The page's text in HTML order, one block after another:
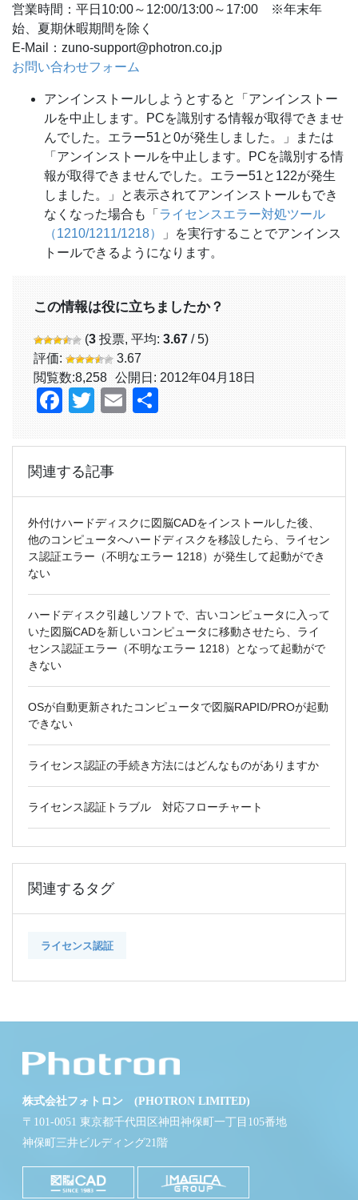
営業時間：平日10:00～12:00/13:00～17:00 ※年末年
始、夏期休暇期間を除く
E-Mail：zuno-support@photron.co.jp
お問い合わせフォーム
アンインストールしようとすると「アンインストー
ルを中止します。PCを識別する情報が取得できませ
んでした。エラー51と0が発生しました。」または
「アンインストールを中止します。PCを識別する情
報が取得できませんでした。エラー51と122が発生
しました。」と表示されてアンインストールもでき
なくなった場合も「 ライセンスエラー対処ツール
（1210/1211/1218）
」を実行することでアンインス
トールできるようになります。
この情報は役に立ちましたか？
(3 投票, 平均: 3.67 / 5)
評価:
3.67
閲覧数:8,258 公開日: 2012年04月18日
Facebook
TwitterEmail
関連する記事
外付けハードディスクに図脳CADをインストールした後、
他のコンピュータへハードディスクを移設したら、ライセン
ス認証エラー（不明なエラー 1218）が発生して起動ができ
ない
ハードディスク引越しソフトで、古いコンピュータに入って
いた図脳CADを新しいコンピュータに移動させたら、ライ
センス認証エラー（不明なエラー 1218）となって起動がで
きない
OSが自動更新されたコンピュータで図脳RAPID/PROが起動
できない
ライセンス認証の手続き方法にはどんなものがありますか
ライセンス認証トラブル 対応フローチャート
関連するタグ
ライセンス認証
株式会社フォトロン (PHOTRON LIMITED)
〒101-0051 東京都千代田区神田神保町一丁目105番地
神保町三井ビルディング21階